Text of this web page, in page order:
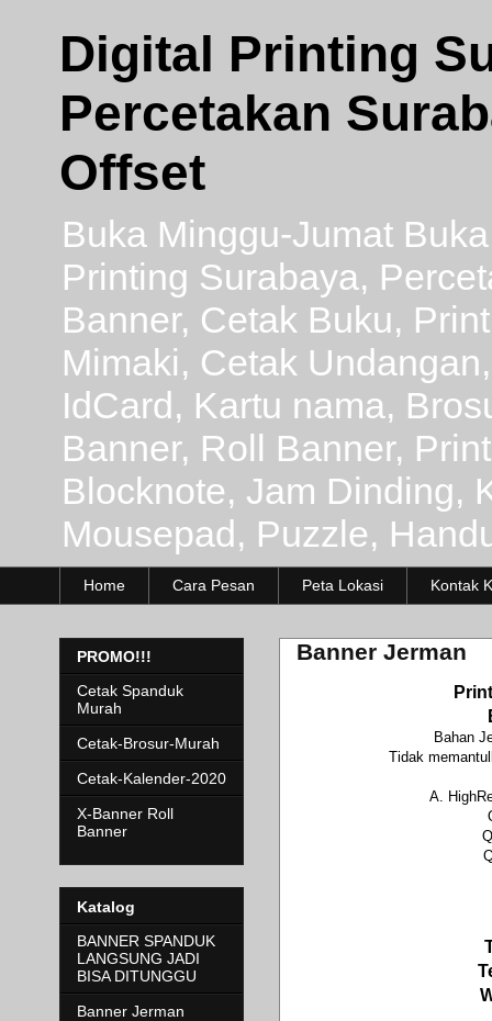
Digital Printing
Percetakan
Offset
Buka Minggu-Jumat
Printing Surabaya,
Banner, Cetak Buku,
Mimaki, Cetak
IdCard, Kartu nama,
Banner, Roll Banner,
Blocknote, Jam Dinding,
Mousepad, Puzzle,
Home Cara Pesan Peta Lokasi Kontak
Banner Jerman
Bahan
Tidak
A.
PROMO!!!
Cetak Spanduk
Murah
Cetak-Brosur-Murah
Cetak-Kalender-2020
X-Banner Roll
Banner
Katalog
BANNER SPANDUK
LANGSUNG JADI
BISA DITUNGGU
Banner Jerman